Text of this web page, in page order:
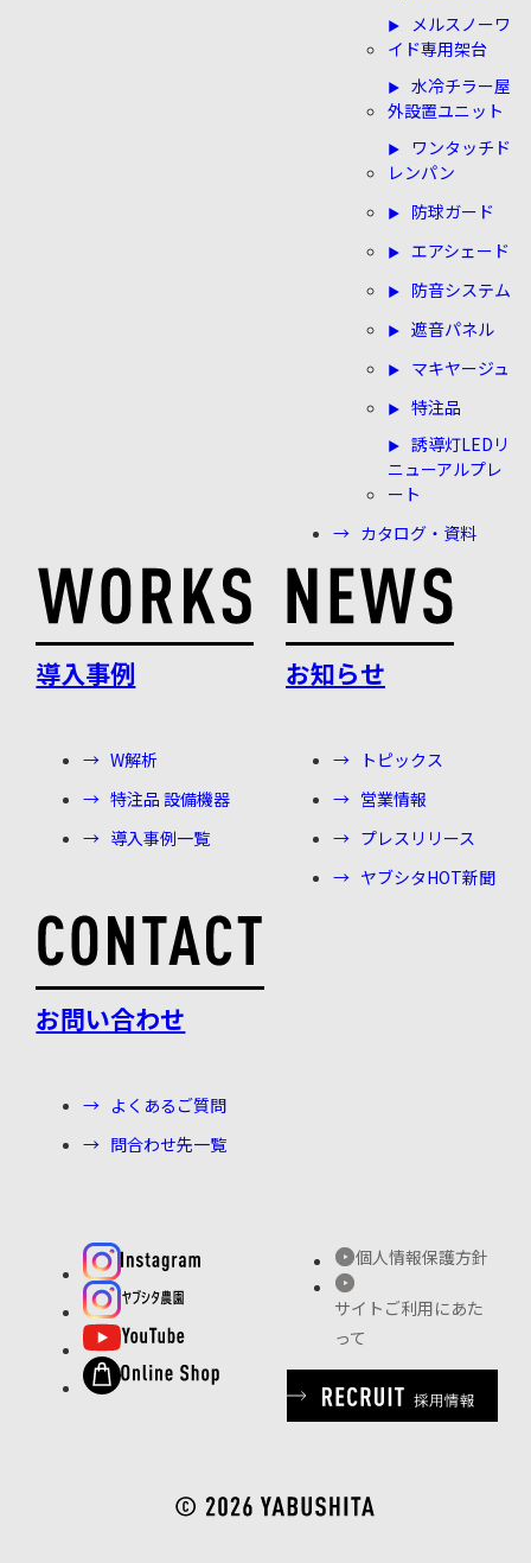
メルスノーワ
イド専用架台
水冷チラー屋
外設置ユニット
ワンタッチド
レンパン
防球ガード
エアシェード
防音システム
遮音パネル
マキヤージュ
特注品
誘導灯LEDリ
ニューアルプレ
ート
カタログ・資料
導入事例
W解析
特注品 設備機器
導入事例一覧
お知らせ
トピックス
営業情報
プレスリリース
ヤブシタHOT新聞
お問い合わせ
よくあるご質問
問合わせ先一覧
個人情報保護方針
サイトご利用にあた
って